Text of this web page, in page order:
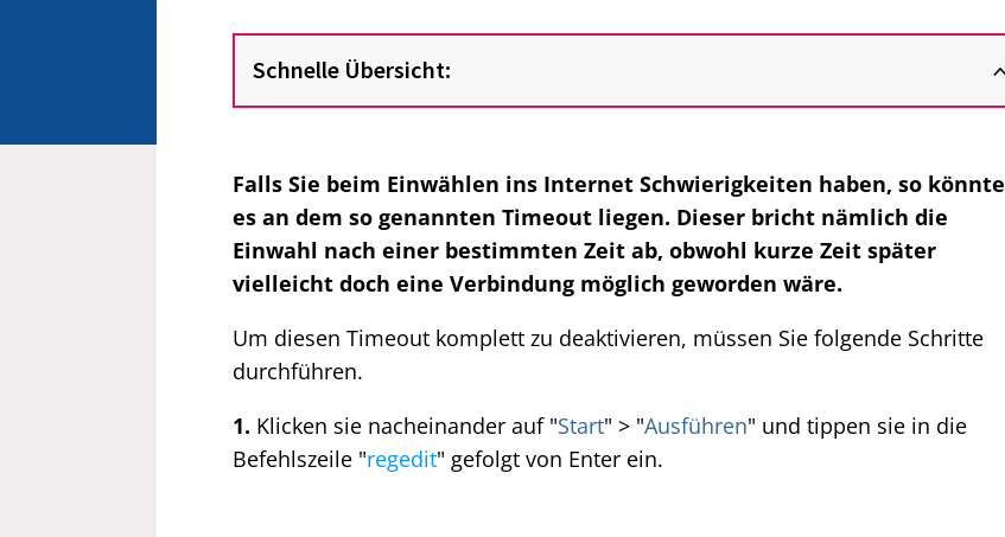
Schnelle Übersicht:
Falls Sie beim Einwählen ins Internet Schwierigkeiten haben, so könnte
es an dem so genannten Timeout liegen. Dieser bricht nämlich die
Einwahl nach einer bestimmten Zeit ab, obwohl kurze Zeit später
vielleicht doch eine Verbindung möglich geworden wäre.
Um diesen Timeout komplett zu deaktivieren, müssen Sie folgende Schritte
durchführen.
1. Klicken sie nacheinander auf "Start" > "Ausführen" und tippen sie in die
Befehlszeile "regedit" gefolgt von Enter ein.